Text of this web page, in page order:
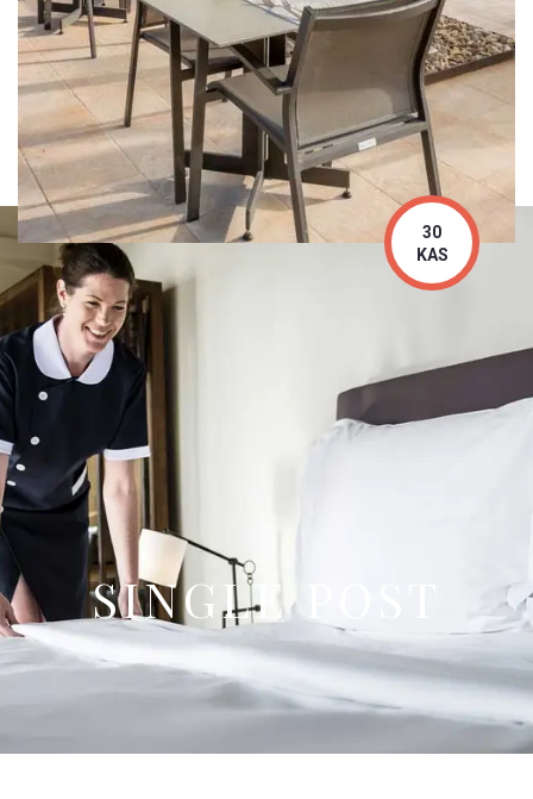
30
KAS
Around Hotel
Terrace Bar
SINGLE POST